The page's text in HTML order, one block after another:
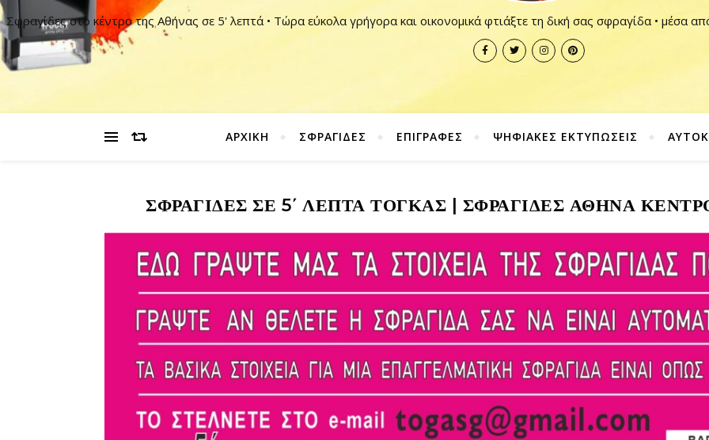
Σφραγίδες στο κέντρο της Αθήνας σε 5' λεπτά • Τώρα εύκολα γρήγορα και οικονομικά φτιάξτε τη δική σας σφραγίδα • μέσα
ΑΡΧΙΚΉ ΣΦΡΑΓΙΔΕΣ ΕΠΙΓΡΑΦΕΣ ΨΗΦΙΑΚΕΣ ΕΚΤΥΠΩΣΕΙΣ
ΣΦΡΑΓΊΔΕΣ ΣΕ 5΄ ΛΕΠΤΆ ΤΟΓΚΑΣ | ΣΦΡΑΓΊΔΕΣ ΑΘΉΝΑ